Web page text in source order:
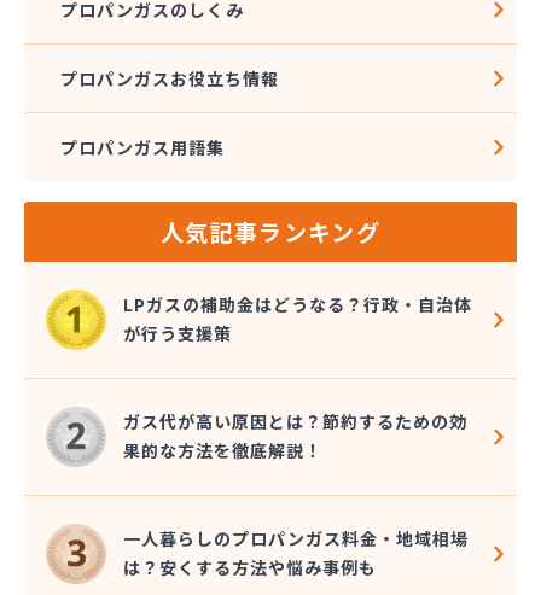
株式会社因幡燃料商会
株式会社永興エナジー
株式会社液化ガス
株式会社奥村商会
株式会社解放ガスセンター
株式会社丸 藤
株式会社鬼木商店
株式会社金光商店
株式会社九酸ガス住設
株式会社九酸ガス住設 直方営業所
株式会社九酸ガス住設 北九州営業所
株式会社桑野商会
株式会社光栄ガス家電サービス
株式会社佐々木東商店
株式会社再生エネルギー
株式会社坂田ガス住設
株式会社三 豊
プロパンガスのしくみ
プロパンガスお役立ち情報
プロパンガス用語集
人気記事ランキング
LPガスの補助金はどうなる？行政・自治体
が行う支援策
ガス代が高い原因とは？節約するための効
果的な方法を徹底解説！
一人暮らしのプロパンガス料金・地域相場
は？安くする方法や悩み事例も